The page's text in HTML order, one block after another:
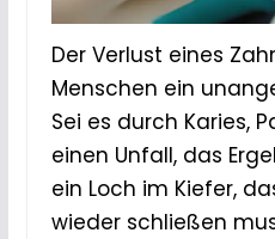
Der Verlust eines
Menschen ein
Sei es durch Karies,
einen Unfall, das
ein Loch im Kiefer,
wieder schließen